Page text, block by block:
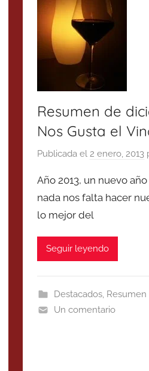
Resumen de
Nos Gusta el
Publicada el 2 enero, 2013
Año 2013, un nuevo
nada nos falta hacer
lo mejor del
Seguir leyendo
Destacados,
Un comentario